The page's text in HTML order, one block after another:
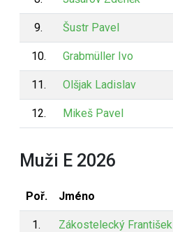
9. Šustr Pavel
10. Grabmüller Ivo
11. Olšjak Ladislav
12. Mikeš Pavel
Muži E 2026
Poř. Jméno
1. Zákostelecký František